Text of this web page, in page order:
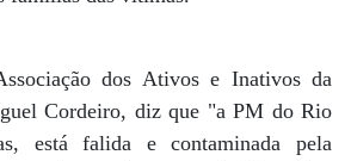
dos Ativos e Inativos da
Cordeiro, diz que "a PM do Rio
está falida e contaminada pela